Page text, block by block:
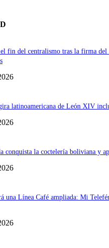
el fin del centralismo tras la firma del
latinoamericana de León XIV
conquista la coctelería boliviana y
una Línea Café ampliada: Mi